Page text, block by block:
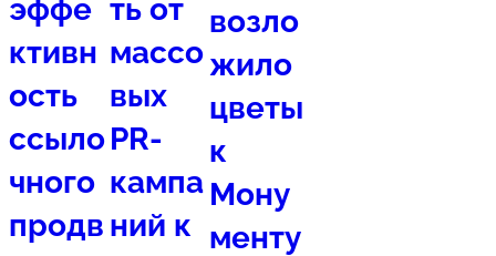
эффе
ктивн
ость
ссыло
чного
продв
ть от
массо
вых
PR-
кампа
ний к
возло
жило
цветы
к
Мону
менту